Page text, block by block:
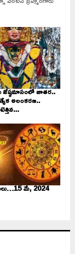
జేష్ఠమాసంలో జాతర..
అలంకరణ..
మే, 2024